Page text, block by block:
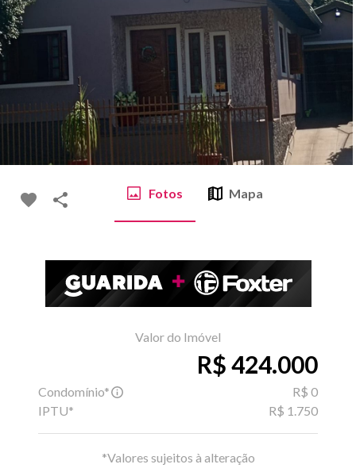
Fotos Mapa
Valor do Imóvel
R$ 424.000
Condomínio*
R$ 0
IPTU*
R$ 1.750
*Valores sujeitos à alteração